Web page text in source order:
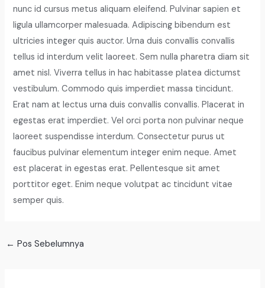
nunc id cursus metus aliquam eleifend. Pulvinar sapien et
ligula ullamcorper malesuada. Adipiscing bibendum est
ultricies integer quis auctor. Urna duis convallis convallis
tellus id interdum velit laoreet. Sem nulla pharetra diam sit
amet nisl. Viverra tellus in hac habitasse platea dictumst
vestibulum. Commodo quis imperdiet massa tincidunt.
Erat nam at lectus urna duis convallis convallis. Placerat in
egestas erat imperdiet. Vel orci porta non pulvinar neque
laoreet suspendisse interdum. Consectetur purus ut
faucibus pulvinar elementum integer enim neque. Amet
est placerat in egestas erat. Pellentesque sit amet
porttitor eget. Enim neque volutpat ac tincidunt vitae
semper quis.
← Pos Sebelumnya